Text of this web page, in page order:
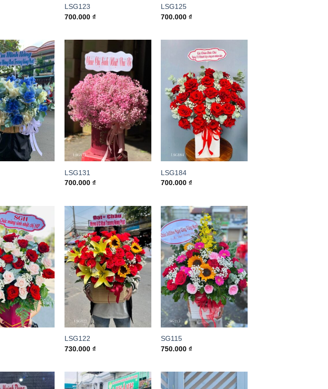
LSG123
700.000₫
LSG125
700.000₫
LSG131
700.000₫
LSG184
700.000₫
LSG122
730.000₫
SG115
750.000₫